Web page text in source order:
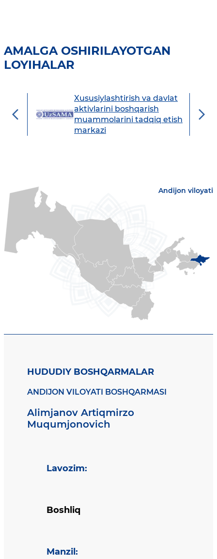
AMALGA OSHIRILAYOTGAN
LOYIHALAR
Xususiylashtirish va davlat
aktivlarini boshqarish
muammolarini tadqiq etish
markazi
Andijon viloyati
HUDUDIY BOSHQARMALAR
ANDIJON VILOYATI BOSHQARMASI
Alimjanov Artiqmirzo
Muqumjonovich
Lavozim:
Boshliq
Manzil :